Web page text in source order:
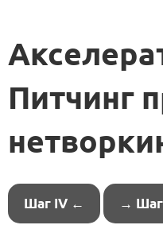
Питчинг
Шаг IV ← → Шаг